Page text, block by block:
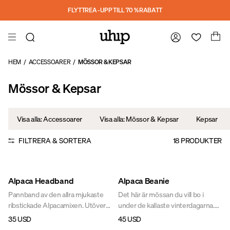
Hoppa till huvudinnehållFLYTTREA - UPP TILL 70 % RABATT
HEM / ACCESSOARER / MÖSSOR & KEPSAR
Mössor & Kepsar
Visa alla: Accessoarer Visa alla: Mössor & Kepsar Kepsar
FILTRERA & SORTERA 18 PRODUKTER
Alpaca Headband
Pannband av den allra mjukaste
ribstickade Alpacamixen. Utöver
dem supervarma alpaca-ullen har
35 USD
Alpaca Beanie
Det här är mössan du vill bo i
under de kallaste vinterdagarna.
Den otroligt varma mössan i
45 USD